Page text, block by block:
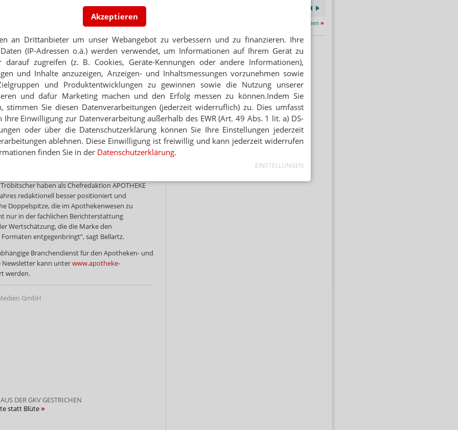
Akzeptieren
an Drittanbieter um unser Webangebot zu verbessern und zu finanzieren. Ihre
(IP-Adressen o.ä.) werden verwendet, um Informationen auf Ihrem Gerät zu
zugreifen (z. B. Cookies, Geräte-Kennungen oder andere Informationen),
und Inhalte anzuzeigen, Anzeigen- und Inhaltsmessungen vorzunehmen sowie
und Produktentwicklungen zu gewinnen sowie die Nutzung unserer
und dafür Marketing machen und den Erfolg messen zu können.Indem Sie
stimmen Sie diesen Datenverarbeitungen (jederzeit widerruflich) zu. Dies umfasst
Ihre Einwilligung zur Datenverarbeitung außerhalb des EWR (Art. 49 Abs. 1 lit. a) DS-
oder über die Datenschutzerklärung können Sie Ihre Einstellungen jederzeit
ablehnen. Diese Einwilligung ist freiwillig und kann jederzeit widerrufen
finden Sie in der Datenschutzerklärung.
EINSTELLUNGEN
ins Schwarze, scheuen uns auch nicht davor,
zum Beispiel die Gründe und Folgen der
das Missmanagement der
Probleme bei der Einführung des E-
ist niemandem geholfen – schon gar nicht
erläutert Tom Bellartz, Herausgeber von
auf APOTHEKE ADHOC über die
Kanäle beiFacebook LinkedIn Instagram
oder das tägliche Newsformat adhoc24
Beliebtheit. Durch die Partnerschaft mit
oder derVISION.A
ADHOC außerdem fest in der Landschaft der
haben als Chefredaktion APOTHEKE
redaktionell besser positioniert und
Doppelspitze, die im Apothekenwesen zu
nur in der fachlichen Berichterstattung
Wertschätzung, die die Marke den
entgegenbringt”, sagt Bellartz.
Branchendienst für den Apotheken- und
Newsletter kann unterwww.apotheke-
werden.
GmbH
DER GKV GESTRICHEN
statt Blüte
Alle Termine ansehen »